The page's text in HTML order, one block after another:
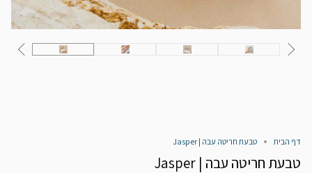
דף הבית טבעת חריטה עבה | Jasper
טבעת חריטה עבה | Jasper